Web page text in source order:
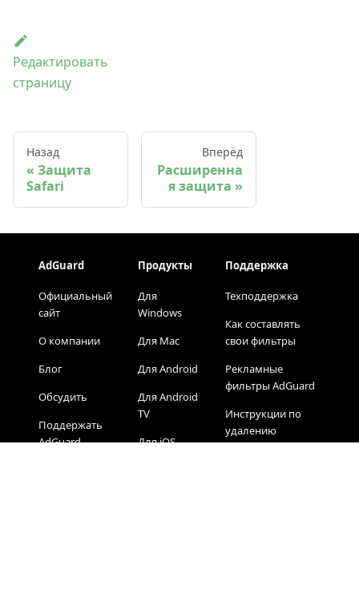
Редактировать
страницу
Назад
Защита
Safari
Вперёд
Расширенна
я защита
AdGuard
Официальный
сайт
О компании
Блог
Обсудить
Поддержать
AdGuard
Продукты
Для
Windows
Для Mac
Для Android
Для Android
TV
Для iOS
Поддержка
Техподдержка
Как составлять
свои фильтры
Рекламные
фильтры AdGuard
Инструкции по
удалению